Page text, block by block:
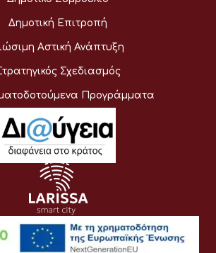
Δημοτική Επιτροπή
Αστική Ανάπτυξη
Σχεδιασμός
Προγράμματα